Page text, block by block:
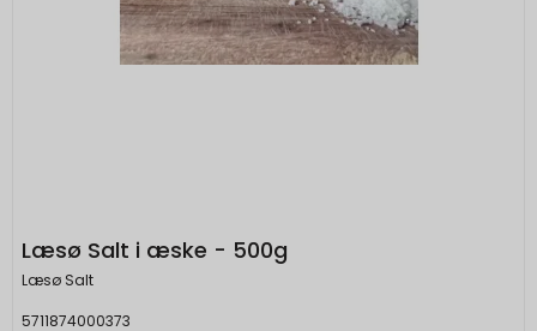
Læsø Salt i æske - 500g
Læsø Salt
5711874000373